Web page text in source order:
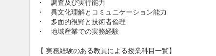
・ 調査及び実行能力
・ 異文化理解とコミュニケーション能力
・ 多面的視野と技術者倫理
・ 地域産業での実務経験
【 実務経験のある教員による授業科目一覧】